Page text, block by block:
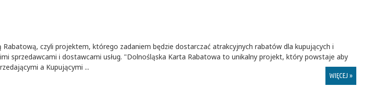
Rabatową, czyli projektem, którego zadaniem będzie dostarczać atrakcyjnych rabatów dla kupujących i
sprzedawcami i dostawcami usług. "Dolnośląska Karta Rabatowa to unikalny projekt, który powstaje aby
a Kupującymi ...
WIĘCEJ »